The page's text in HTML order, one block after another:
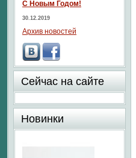
С Новым Годом!
30.12.2019
Архив новостей
Сейчас на сайте
Новинки